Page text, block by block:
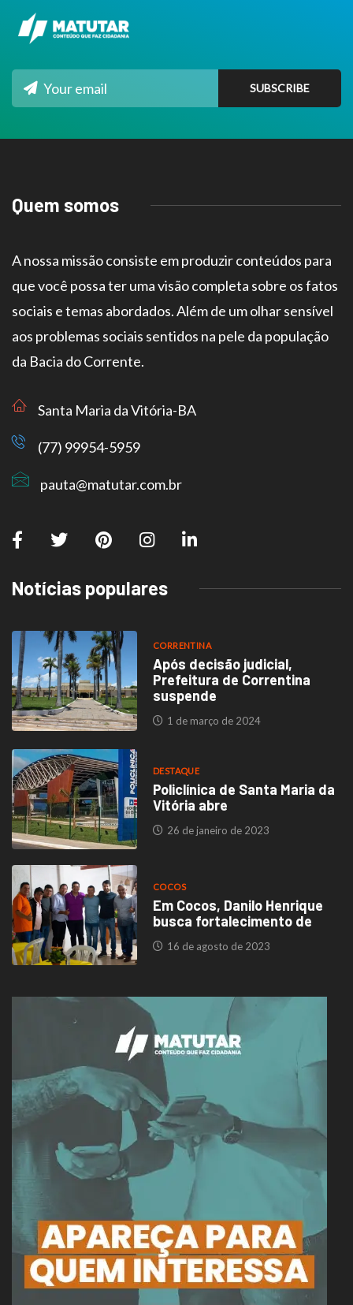
Quem somos
A nossa missão consiste em produzir conteúdos para
que você possa ter uma visão completa sobre os fatos
sociais e temas abordados. Além de um olhar sensível
aos problemas sociais sentidos na pele da população
da Bacia do Corrente.
Santa Maria da Vitória-BA
(77) 99954-5959
pauta@matutar.com.br
Notícias populares
CORRENTINA
Após decisão judicial,
Prefeitura de Correntina
suspende
1 de março de 2024
DESTAQUE
Policlínica de Santa Maria da
Vitória abre
26 de janeiro de 2023
COCOS
Em Cocos, Danilo Henrique
busca fortalecimento de
16 de agosto de 2023